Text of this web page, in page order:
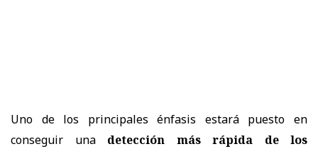
Uno de los principales énfasis estará puesto en
conseguir una detección más rápida de los